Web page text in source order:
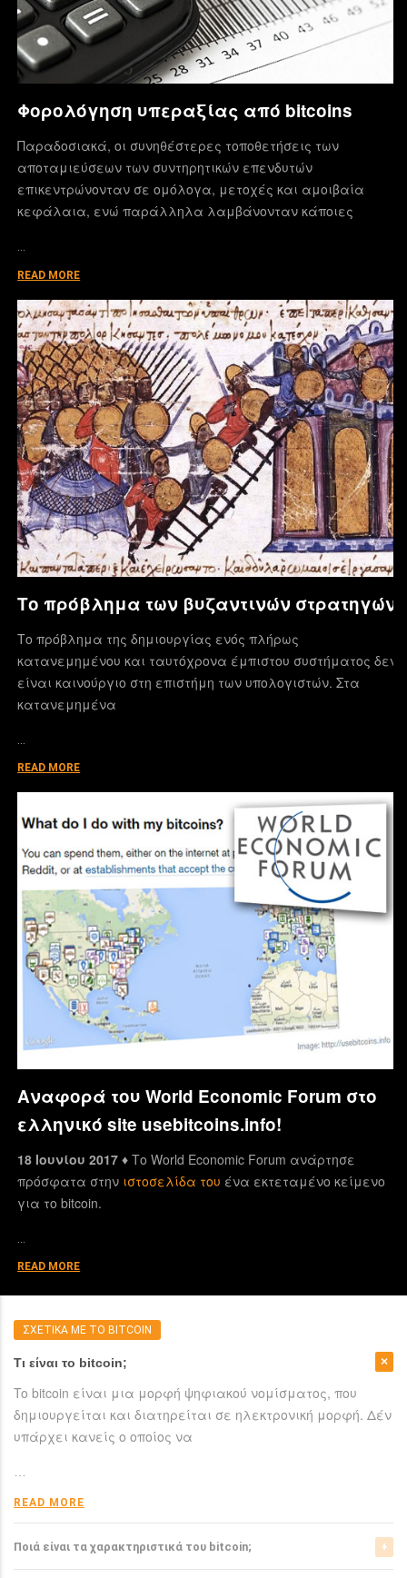
Φορολόγηση υπεραξίας από bitcoins
Παραδοσιακά, οι συνηθέστερες τοποθετήσεις των
αποταμιεύσεων των συντηρητικών επενδυτών
επικεντρώνονταν σε ομόλογα, μετοχές και αμοιβαία
κεφάλαια, ενώ παράλληλα λαμβάνονταν κάποιες
READ MORE
Το πρόβλημα των βυζαντινών στρατηγών
Το πρόβλημα της δημιουργίας ενός πλήρως
κατανεμημένου και ταυτόχρονα έμπιστου συστήματος δεν
είναι καινούργιο στη επιστήμη των υπολογιστών. Στα
κατανεμημένα
READ MORE
Αναφορά του World Economic Forum στο
ελληνικό site usebitcoins.info!
18 Ιουνίου 2017 ♦Το World Economic Forum ανάρτησε
πρόσφατα στην ιστοσελίδα του ένα εκτεταμένο κείμενο
για το bitcoin.
READ MORE
ΣΧΕΤΙΚΑ ΜΕ ΤΟ BITCOIN
Τι είναι το bitcoin;
To bitcoin είναι μια μορφή ψηφιακού νομίσματος, που
δημιουργείται και διατηρείται σε ηλεκτρονική μορφή. Δέν
υπάρχει κανείς ο οποίος να
…
READ MORE
Ποιά είναι τα χαρακτηριστικά του bitcoin;